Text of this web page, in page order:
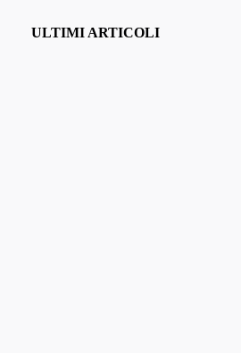
ULTIMI ARTICOLI